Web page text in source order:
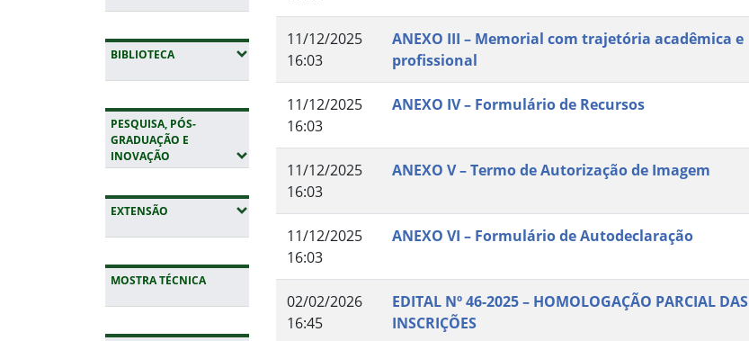
BIBLIOTECA(EXPANDIR SUBMENUS)
PESQUISA, PÓS-
GRADUAÇÃO E
INOVAÇÃO (EXPANDIR SUBMENUS)
EXTENSÃO (EXPANDIR SUBMENUS)
MOSTRA TÉCNICA
11/12/2025
16:03
ANEXO III – Memorial com trajetória acadêmica e
profissional
11/12/2025
16:03
ANEXO IV – Formulário de Recursos
11/12/2025
16:03
ANEXO V – Termo de Autorização de Imagem
11/12/2025
16:03
ANEXO VI – Formulário de Autodeclaração
02/02/2026
16:45
EDITAL Nº 46-2025 – HOMOLOGAÇÃO PARCIAL DAS
INSCRIÇÕES